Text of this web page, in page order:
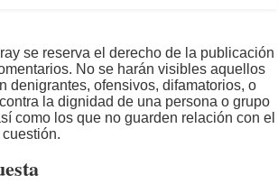
se reserva el derecho de la publicación
No se harán visibles aquellos
denigrantes, ofensivos, difamatorios, o
la dignidad de una persona o grupo
como los que no guarden relación con el